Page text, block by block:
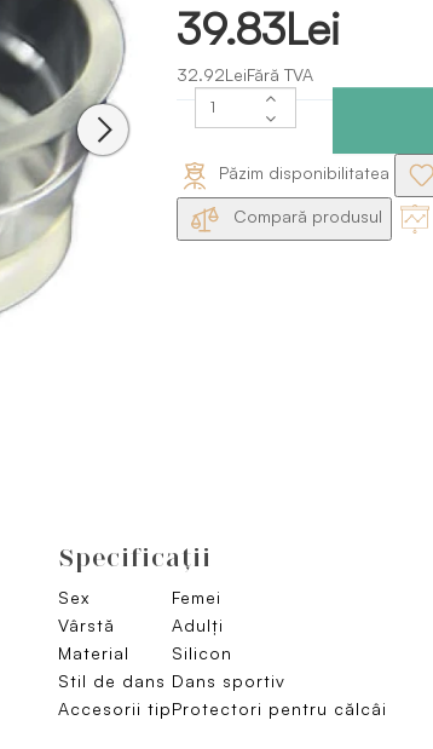
39.83Lei
32.92LeiFără TVA
Păzim disponibilitatea
Compară produsul
Specificaţii
Sex
Femei
Vârstă
Adulți
Material
Silicon
Stil de dans Dans sportiv
Accesorii tipProtectori pentru călcâi